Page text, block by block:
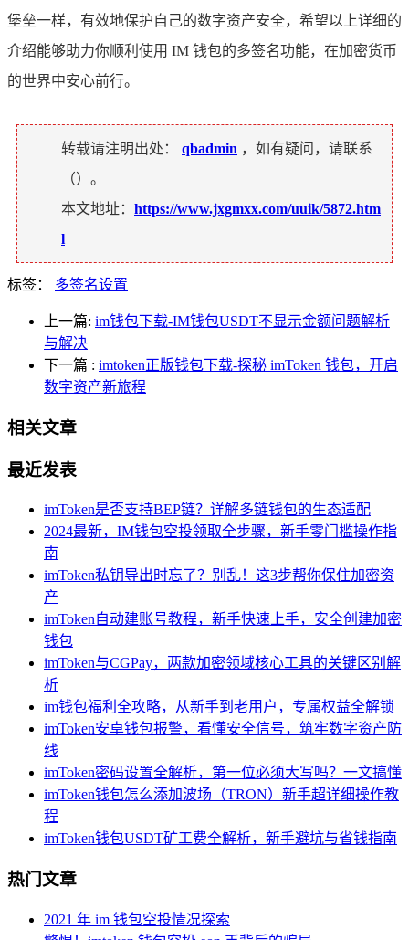
堡垒一样，有效地保护自己的数字资产安全，希望以上详细的
介绍能够助力你顺利使用 IM 钱包的多签名功能，在加密货币
的世界中安心前行。
转载请注明出处： qbadmin ，如有疑问，请联系
（）。
本文地址： https://www.jxgmxx.com/uuik/5872.htm
l
标签： 多签名设置
上一篇: im钱包下载-IM钱包USDT不显示金额问题解析
与解决
下一篇 : imtoken正版钱包下载-探秘 imToken 钱包，开启
数字资产新旅程
相关文章
最近发表
imToken是否支持BEP链？详解多链钱包的生态适配
2024最新，IM钱包空投领取全步骤，新手零门槛操作指
南
imToken私钥导出时忘了？别乱！这3步帮你保住加密资
产
imToken自动建账号教程，新手快速上手，安全创建加密
钱包
imToken与CGPay，两款加密领域核心工具的关键区别解
析
im钱包福利全攻略，从新手到老用户，专属权益全解锁
imToken安卓钱包报警，看懂安全信号，筑牢数字资产防
线
imToken密码设置全解析，第一位必须大写吗？一文搞懂
imToken钱包怎么添加波场（TRON）新手超详细操作教
程
imToken钱包USDT矿工费全解析，新手避坑与省钱指南
热门文章
2021 年 im 钱包空投情况探索